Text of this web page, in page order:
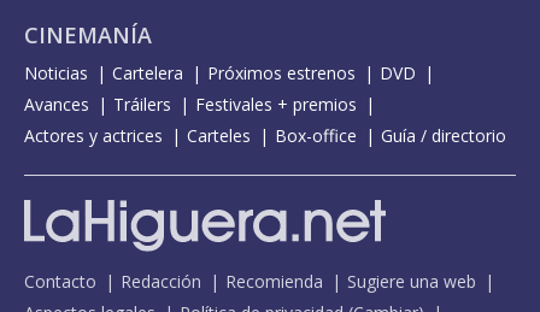
CINEMANÍA
Noticias Cartelera Próximos estrenos
DVD
Avances
Tráilers
Festivales + premios
Actores y actrices
Carteles Box-office Guía / directorio
Contacto Redacción Recomienda
Sugiere una web